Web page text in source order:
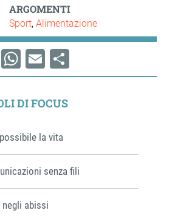
ARGOMENTI
Sport Alimentazione
WhatsApp
EmailShare
DI FOCUS
la vita
senza fili
abissi